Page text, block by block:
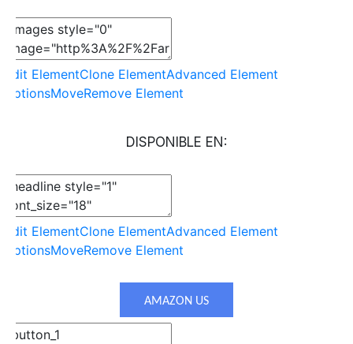
Edit ElementClone ElementAdvanced Element
OptionsMoveRemove Element
DISPONIBLE EN:
Edit ElementClone ElementAdvanced Element
OptionsMoveRemove Element
AMAZON US